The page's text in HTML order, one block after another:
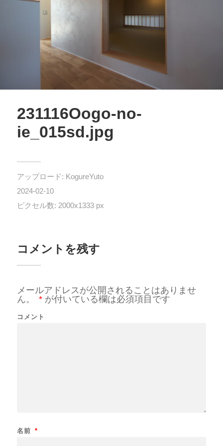
231116Oogo-no-
ie_015sd.jpg
アップロード: KogureYuto
2024-02-10
ピクセル数: 2000x1333 px
コメントを残す
メールアドレスが公開されることはありませ
ん。
*が付いている欄は必須項目です
コメント
名前 *